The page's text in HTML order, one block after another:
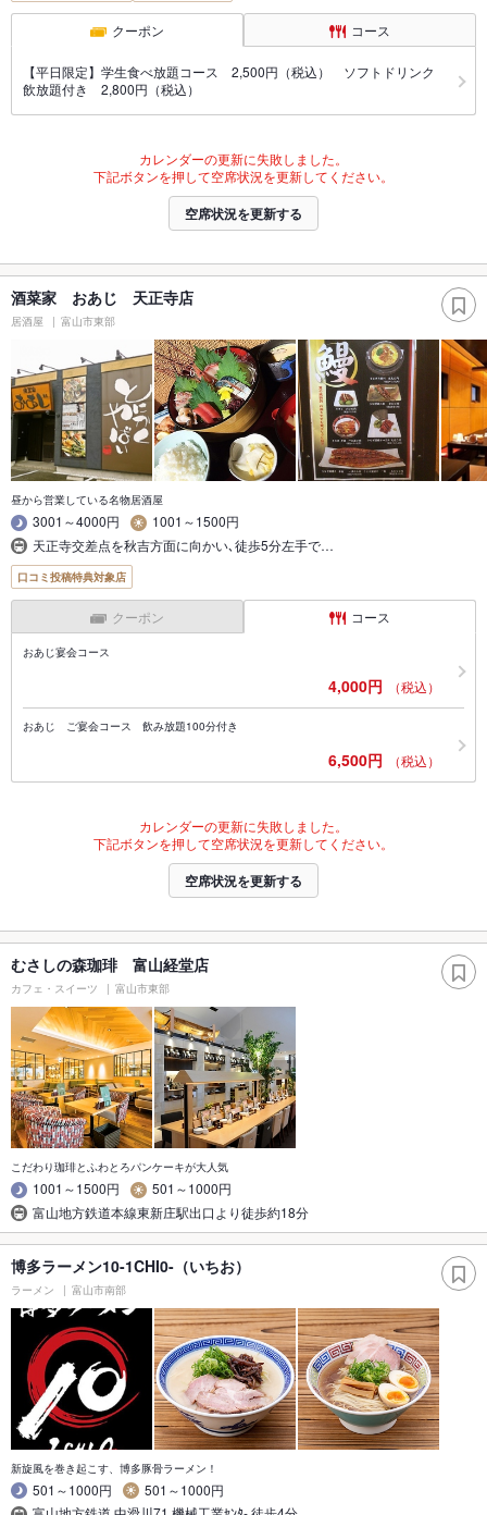
クーポン コース
【平日限定】学生食べ放題コース 2,500円（税込） ソフトドリンク
飲放題付き 2,800円（税込）
カレンダーの更新に失敗しました。
下記ボタンを押して空席状況を更新してください。
空席状況を更新する
酒菜家 おあじ 天正寺店
居酒屋 富山市東部
昼から営業している名物居酒屋
3001～4000円
1001～1500円
天正寺交差点を秋吉方面に向かい､徒歩5分左手で…
口コミ投稿特典対象店
クーポン コース
おあじ宴会コース
4,000円 （税込）
おあじ ご宴会コース 飲み放題100分付き
6,500円 （税込）
カレンダーの更新に失敗しました。
下記ボタンを押して空席状況を更新してください。
空席状況を更新する
むさしの森珈琲 富山経堂店
カフェ・スイーツ 富山市東部
こだわり珈琲とふわとろパンケーキが大人気
1001～1500円
501～1000円
富山地方鉄道本線東新庄駅出口より徒歩約18分
博多ラーメン10-1CHI0-（いちお）
ラーメン 富山市南部
新旋風を巻き起こす、博多豚骨ラーメン！
501～1000円
501～1000円